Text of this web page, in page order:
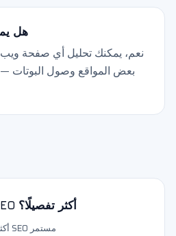
هل
نعم، يمكنك تحليل أي صفحة
بعض المواقع وصول البوتات
تحتاج تحليل SEO أكثر تفصيلًا؟
أكثر من 30 فحص SEO مستمر